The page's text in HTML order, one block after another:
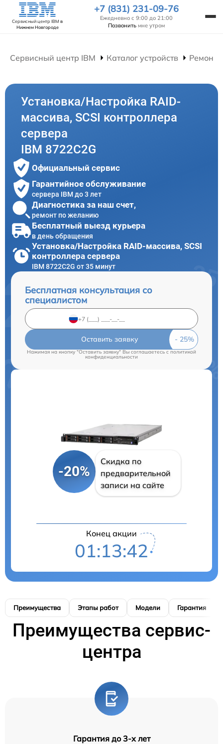
Сервисный центр IBM в
Нижнем Новгороде
+7 (831) 231-09-76
Ежедневно с 9:00 до 21:00
Позвонить мне утром
Сервисный центр IBM Каталог устройств Ремонт
Установка/Настройка RAID-
массива, SCSI контроллера
сервера
IBM 8722C2G
Официальный сервис
Гарантийное обслуживание
сервера IBM до 3 лет
Диагностика за наш счет,
ремонт по желанию
Бесплатный выезд курьера
в день обращения
Установка/Настройка RAID-массива, SCSI
контроллера сервера
IBM 8722C2G от 35 минут
Бесплатная консультация со
специалистом
Оставить заявку
Нажимая на кнопку "Оставить заявку" Вы соглашаетесь c политикой
конфиденциальности
-20%
Скидка по
предварительной
записи на сайте
Конец акции
01:13:41
Преимущества Этапы работ Модели Гарантия
Преимущества сервис-
центра
Гарантия до 3-х лет